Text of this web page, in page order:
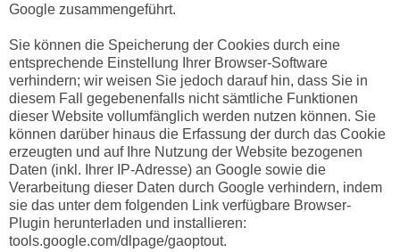
Google zusammengeführt.
Sie können die Speicherung der Cookies durch eine
entsprechende Einstellung Ihrer Browser-Software
verhindern; wir weisen Sie jedoch darauf hin, dass Sie in
diesem Fall gegebenenfalls nicht sämtliche Funktionen
dieser Website vollumfänglich werden nutzen können. Sie
können darüber hinaus die Erfassung der durch das Cookie
erzeugten und auf Ihre Nutzung der Website bezogenen
Daten (inkl. Ihrer IP-Adresse) an Google sowie die
Verarbeitung dieser Daten durch Google verhindern, indem
sie das unter dem folgenden Link verfügbare Browser-
Plugin herunterladen und installieren:
tools.google.com/dlpage/gaoptout.